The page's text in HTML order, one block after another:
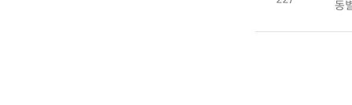
동